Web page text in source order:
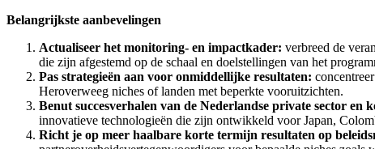
Belangrijkste aanbevelingen
Actualiseer het monitoring- en impactkader: verbreed de
die zijn afgestemd op de schaal en doelstellingen van het
Pas strategieën aan voor onmiddellijke resultaten:
Heroverweeg niches of landen met beperkte vooruitzichten.
Benut succesverhalen van de Nederlandse private sector en
innovatieve technologieën die zijn ontwikkeld voor Japan,
Richt je op meer haalbare korte termijn resultaten op